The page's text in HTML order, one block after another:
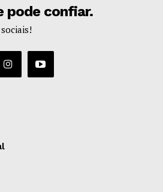
pode confiar.